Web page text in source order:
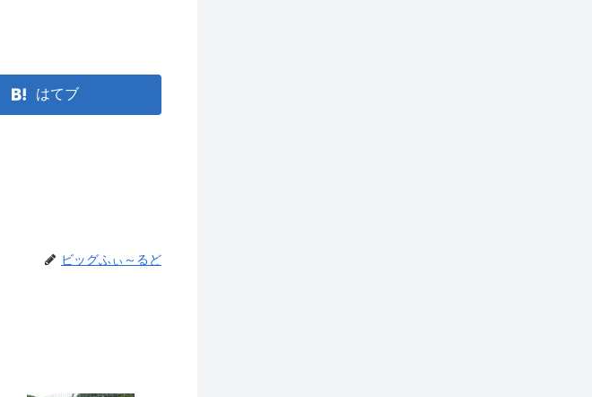
はてブ
ビッグふぃ～るど